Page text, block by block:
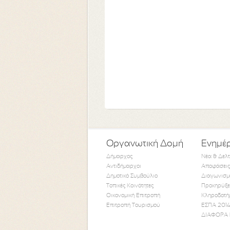
Οργανωτική Δομή
Δήμαρχος
Αντιδήμαρχοι
Δημοτικό Συμβούλιο
Τοπικές Κοινότητες
Οικονομική Επιτροπή
Επιτροπή Τουρισμού
Νέα &
ΕΣΠΑ
ΔΙΑΦΟΡΑ